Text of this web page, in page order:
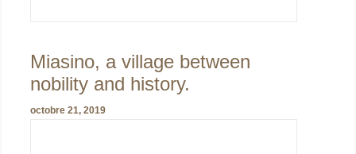
Miasino, a village between
nobility and history.
octobre 21, 2019